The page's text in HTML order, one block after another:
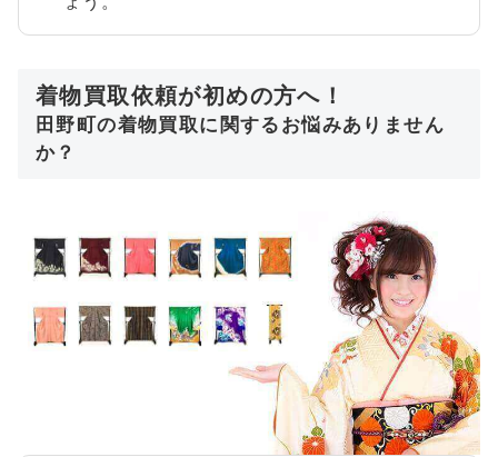
着物買取依頼が初めの方へ！
田野町の着物買取に関するお悩みありません
か？